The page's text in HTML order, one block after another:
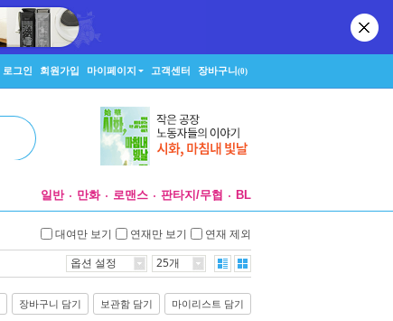
로그인 회원가입 마이페이지 고객센터 장바구니(0)
일반 만화 로맨스 판타지/무협 BL
대여만 보기 연재만 보기 연재 제외
옵션 설정 25개
장바구니 담기 보관함 담기 마이리스트 담기